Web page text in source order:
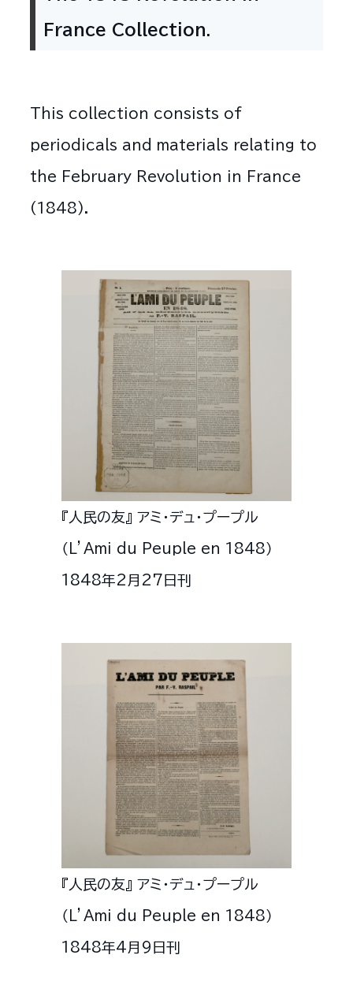
France Collection.
This collection consists of
periodicals and materials relating to
the February Revolution in France
(1848).
『人民の友』 アミ・デュ・プープル
（L’Ami du Peuple en 1848）
1848年2月27日刊
『人民の友』 アミ・デュ・プープル
（L’Ami du Peuple en 1848）
1848年4月9日刊